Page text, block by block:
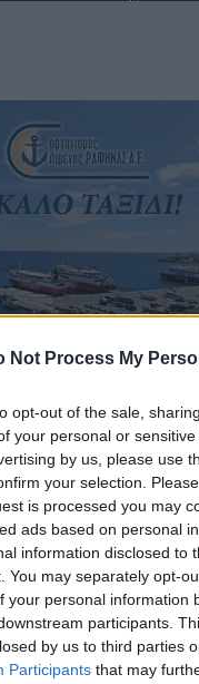
Not Process My
opt-out of the sale,
your personal or
by us, please use
your selection.
is processed you may
ads based on personal
information disclosed to
You may separately opt-
your personal information
participants.
by us to third parties
Participants that may